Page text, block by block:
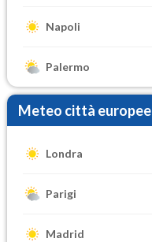
Napoli
Palermo
Meteo città europee
Londra
Parigi
Madrid